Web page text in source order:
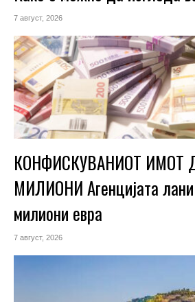
7 август, 2026
КОНФИСКУВАНИОТ ИМОТ
МИЛИОНИ Агенцијата
милиони евра
7 август, 2026